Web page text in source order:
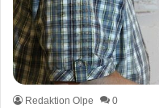
Redaktion Olpe 0